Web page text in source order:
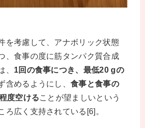
を考慮して、アナボリック状態
、食事の度に筋タンパク質合成
、 1回の食事につき、最低20 gの
含めるようにし、食事と食事の
度空けることが望ましいという
ろ広く支持されている[6]。